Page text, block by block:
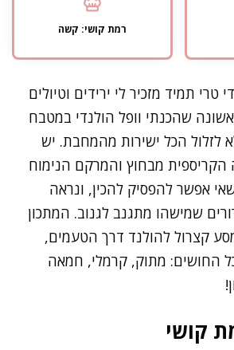
רמת קושי: קשה
טרי תמיד מזכיר לי ירידים וטיולים
שהכנתי וופל הולנדי במטבח
לזלול הכל ישירות מהמחבת. יש
מבחוץ והמרקם הנימוח
אפשר להפסיק להכין, ונראה
שמישהו מתגנב לגנוב. המתכון
קצרול להולנד דרך הטעמים,
החושים: מתוק, קרמלי, חמאה
קושי